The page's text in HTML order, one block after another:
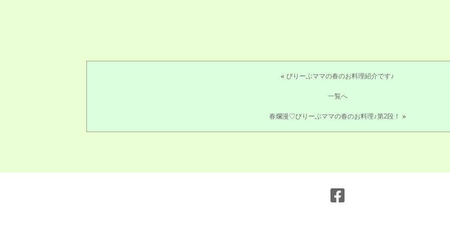
« びりーぶママの春のお料理紹介です♪
一覧へ
春爛漫♡びりーぶママの春のお料理♪第2段！ »